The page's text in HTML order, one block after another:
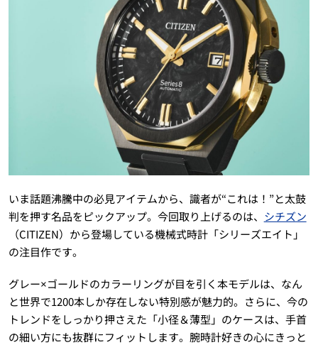
いま話題沸騰中の必見アイテムから、識者が“これは！”と太鼓
判を押す名品をピックアップ。今回取り上げるのは、 シチズン
（CITIZEN）から登場している機械式時計「シリーズエイト」
の注目作です。
グレー×ゴールドのカラーリングが目を引く本モデルは、なん
と世界で1200本しか存在しない特別感が魅力的。さらに、今の
トレンドをしっかり押さえた「小径＆薄型」のケースは、手首
の細い方にも抜群にフィットします。腕時計好きの心にきっと